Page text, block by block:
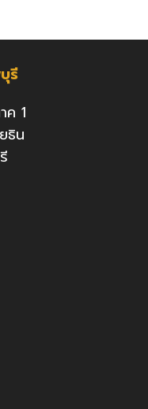
รี
ค 1
ธิน